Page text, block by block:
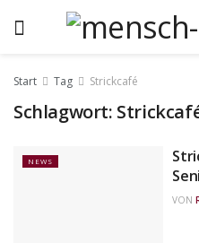
Start Tag Strickcafé
Schlagwort:
NEWS
VON